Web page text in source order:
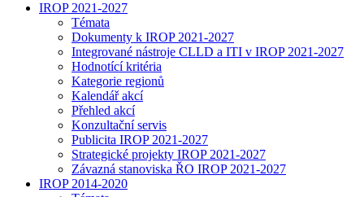
IROP 2021-2027
Témata
Dokumenty k IROP 2021-2027
Integrované nástroje CLLD a ITI v IROP 2021-2027
Hodnotící kritéria
Kategorie regionů
Kalendář akcí
Přehled akcí
Konzultační servis
Publicita IROP 2021-2027
Strategické projekty IROP 2021-2027
Závazná stanoviska ŘO IROP 2021-2027
IROP 2014-2020